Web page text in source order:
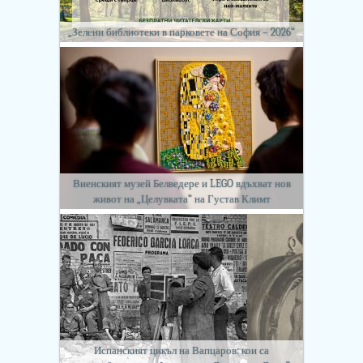
„Зелени библиотеки в парковете на София – 2026“
Виенският музей Белведере и LEGO вдъхват нов
живот на „Целувката“ на Густав Климт
Испанският цикъл на Вапцаров: кои са